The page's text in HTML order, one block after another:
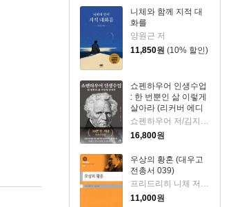
니체와 함께 지적 대
화를
양원근 저
11,850원 (10% 할인)
쇼펜하우어 인생수업
: 한 번뿐인 삶 이렇게
살아라 (리커버 에디
션)
쇼펜하우어 저/김지민 역
16,800원
우상의 황혼 (대우고
전총서 039)
프리드리히 니체 저/박찬국 역
11,000원